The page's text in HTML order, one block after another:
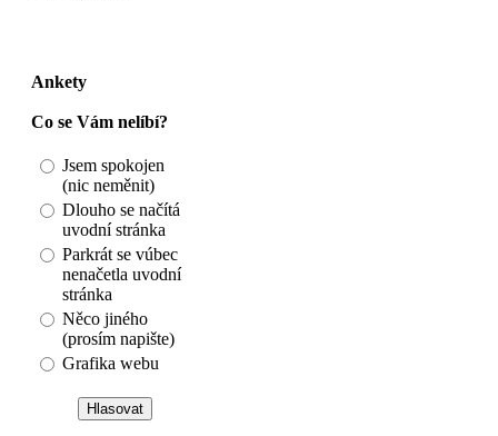
Ankety
Co se Vám nelíbí?
Jsem spokojen
(nic neměnit)
Dlouho se načítá
uvodní stránka
Parkrát se vúbec
nenačetla uvodní
stránka
Něco jiného
(prosím napište)
Grafika webu